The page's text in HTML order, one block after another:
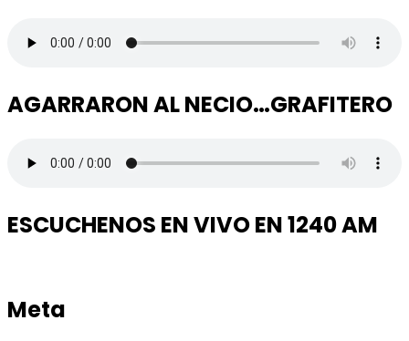
AGARRARON AL NECIO…GRAFITERO
ESCUCHENOS EN VIVO EN 1240 AM
Meta